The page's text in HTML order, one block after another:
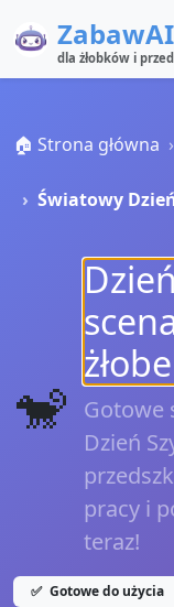
dla żłobków i
🏠 Strona główna
Światowy
🐒
Gotowe
Dzień
pracy i
teraz!
✅ Gotowe do użycia